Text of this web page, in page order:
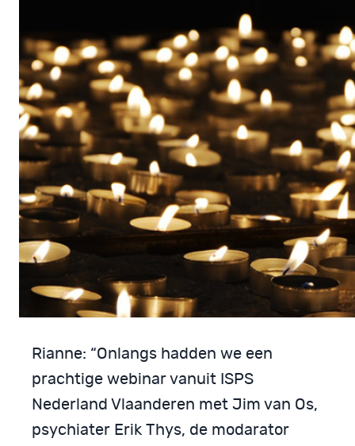
Rianne: “Onlangs hadden we een
prachtige webinar vanuit ISPS
Nederland Vlaanderen met Jim van Os,
psychiater Erik Thys, de modarator